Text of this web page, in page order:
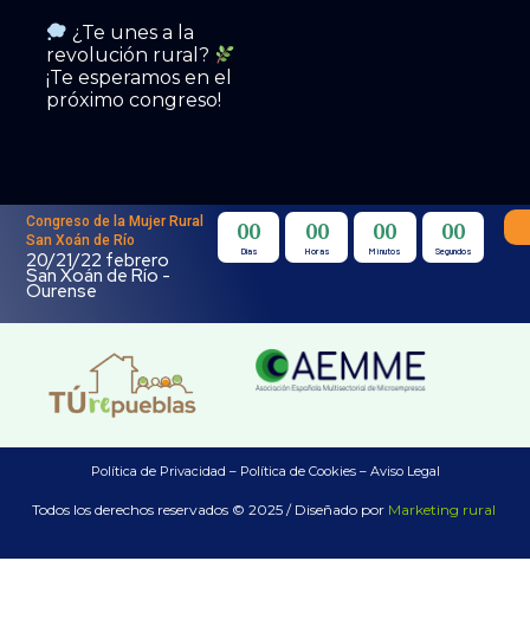
¿Te unes a la
revolución rural?
¡Te esperamos en el
próximo congreso!
Congreso de la Mujer Rural
San Xoán de Río
20/21/22 febrero
San Xoán de Río -
Ourense
00
Días
00
Horas
00
Minutos
00
Segundos
Política de Privacidad – Política de Cookies – Aviso Legal
Todos los derechos reservados © 2025 / Diseñado por Marketing rural